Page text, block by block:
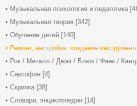
Музыкальная психология и педагогика
Музыкальная теория [342]
Обучение детей [140]
Ремонт, настройка, создание
Рок / Металл / Джаз / Блюз / Фанк /
Саксофон [4]
Скрипка [38]
Словари, энциклопедии [14]